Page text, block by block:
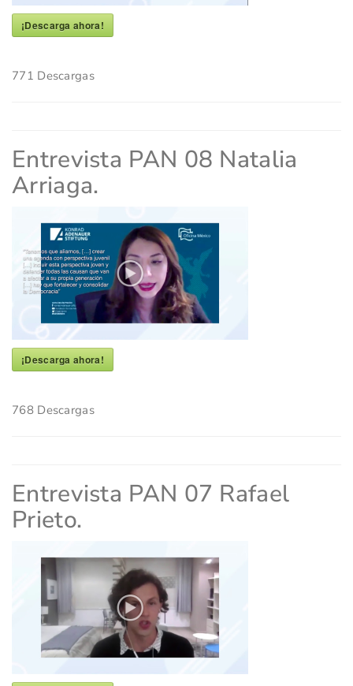
¡Descarga ahora!
771 Descargas
Entrevista PAN 08 Natalia
Arriaga.
¡Descarga ahora!
768Descargas
Entrevista PAN 07 Rafael
Prieto.